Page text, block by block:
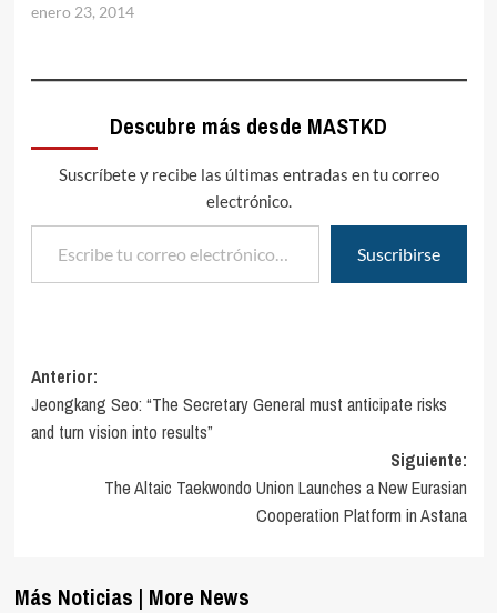
enero 23, 2014
Descubre más desde MASTKD
Suscríbete y recibe las últimas entradas en tu correo
electrónico.
Escribe tu correo electrónico…
Suscribirse
Navegación
de
entradas
Anterior:
Jeongkang Seo: “The Secretary General must anticipate risks
and turn vision into results”
Siguiente:
The Altaic Taekwondo Union Launches a New Eurasian
Cooperation Platform in Astana
Más Noticias | More News